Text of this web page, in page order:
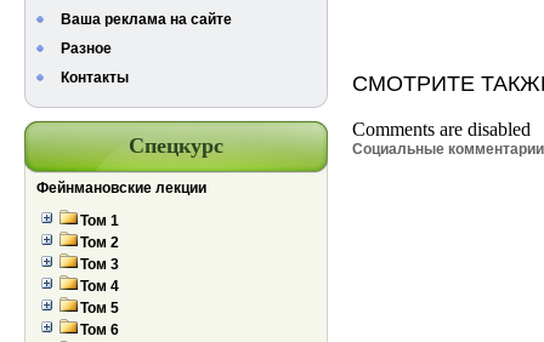
Ваша реклама на сайте
Разное
Контакты
Спецкурс
Фейнмановские лекции
Том 1
Том 2
Том 3
Том 4
Том 5
Том 6
СМОТРИТЕ
Comments are disabled
Социальные